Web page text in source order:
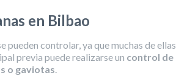
en Bilbao
pueden controlar, ya que muchas de
previa puede realizarse un control de
o gaviotas.